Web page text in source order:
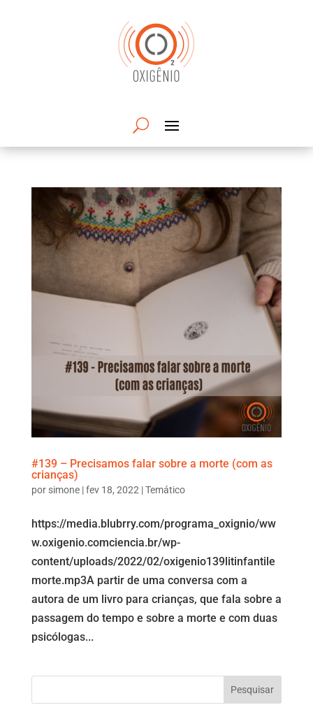
#139 – Precisamos falar sobre a morte (com as
crianças)
por simone|fev 18, 2022|Temático
https://media.blubrry.com/programa_oxignio/ww
w.oxigenio.comciencia.br/wp-
content/uploads/2022/02/oxigenio139litinfantile
morte.mp3A partir de uma conversa com a
autora de um livro para crianças, que fala sobre a
passagem do tempo e sobre a morte e com duas
psicólogas...